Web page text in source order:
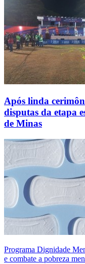
Após linda
disputas da etapa
de Minas
Programa Dignidade
e combate a pobreza